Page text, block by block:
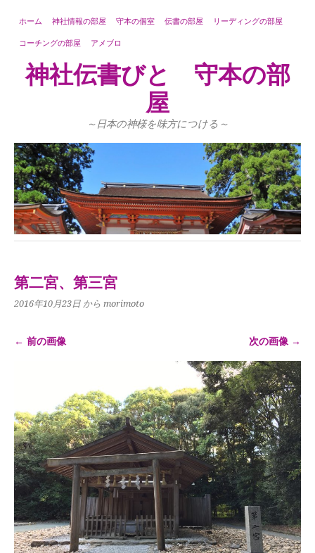
ホーム 神社情報の部屋 守本の個室 伝書の部屋 リーディングの部屋
コーチングの部屋 アメブロ
神社伝書びと 守本の部
屋
～日本の神様を味方につける～
第二宮、第三宮
2016年10月23日 から morimoto
← 前の画像 次の画像 →